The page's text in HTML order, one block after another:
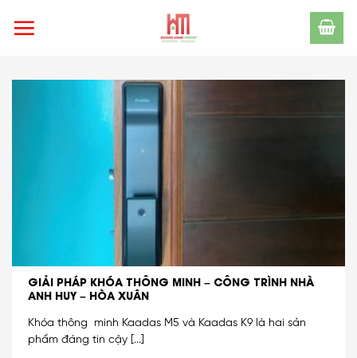
GIẢI PHÁP KHÓA THÔNG MINH – CÔNG TRÌNH NHÀ
ANH HUY – HÒA XUÂN
Khóa thông minh Kaadas M5 và Kaadas K9 là hai sản
phẩm đáng tin cậy [...]